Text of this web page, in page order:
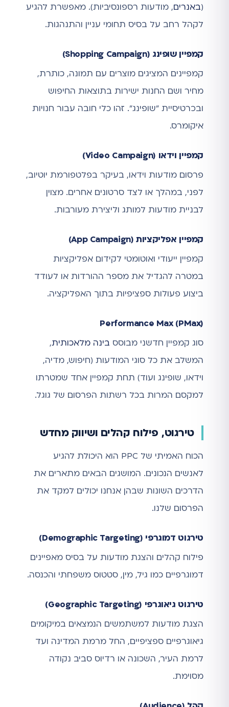
(באנרים, מודעות רספונסיביות). מאפשרת להגיע
לקהל רחב על בסיס תחומי עניין והתנהגות.
קמפיין שופינג (Shopping Campaign)
קמפיינים המציגים מוצרים עם תמונה, כותרת,
מחיר ושם החנות ישירות בתוצאות החיפוש
ובכרטיסיית "שופינג". זהו כלי חובה עבור חנויות
איקומרס.
קמפיין וידאו (Video Campaign)
פרסום מודעות וידאו, בעיקר בפלטפורמת יוטיוב,
לפני, במהלך או לצד סרטונים אחרים. מצוין
לבניית מודעות למותג וליצירת מעורבות.
קמפיין אפליקציות (App Campaign)
קמפיין ייעודי ואוטומטי לקידום אפליקציות
במטרה להגדיל את מספר ההורדות או לעודד
ביצוע פעולות ספציפיות בתוך האפליקציה.
Performance Max (PMax)
סוג קמפיין חדשני מבוסס בינה מלאכותית,
המשלב את כל סוגי המודעות (חיפוש, מדיה,
וידאו, שופינג ועוד) תחת קמפיין אחד שמטרתו
למקסם המרות בכל רשתות הפרסום של גוגל.
טירגוט, פילוח קהלים ושיווק מחדש
הכוח האמיתי של PPC הוא היכולת להגיע
לאנשים הנכונים. המושגים הבאים מתארים את
הדרכים השונות שבהן אנחנו יכולים למקד את
הפרסום שלנו.
טירגוט דמוגרפי (Demographic Targeting)
פילוח קהלים והצגת מודעות על בסיס מאפיינים
דמוגרפיים כמו גיל, מין, סטטוס משפחתי והכנסה.
טירגוט גיאוגרפי (Geographic Targeting)
הצגת מודעות למשתמשים הנמצאים במיקומים
גיאוגרפיים ספציפיים, החל מרמת המדינה ועד
לרמת העיר, השכונה או רדיוס סביב נקודה
מסוימת.